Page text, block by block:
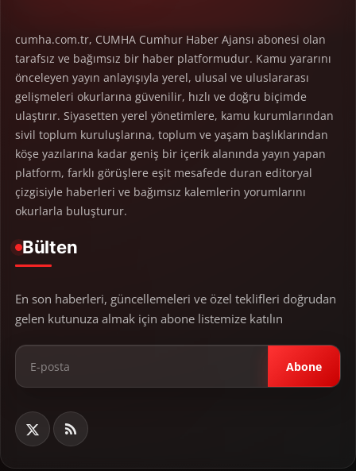
cumha.com.tr, CUMHA Cumhur Haber Ajansı abonesi olan
tarafsız ve bağımsız bir haber platformudur. Kamu yararını
önceleyen yayın anlayışıyla yerel, ulusal ve uluslararası
gelişmeleri okurlarına güvenilir, hızlı ve doğru biçimde
ulaştırır. Siyasetten yerel yönetimlere, kamu kurumlarından
sivil toplum kuruluşlarına, toplum ve yaşam başlıklarından
köşe yazılarına kadar geniş bir içerik alanında yayın yapan
platform, farklı görüşlere eşit mesafede duran editoryal
çizgisiyle haberleri ve bağımsız kalemlerin yorumlarını
okurlarla buluşturur.
Bülten
En son haberleri, güncellemeleri ve özel teklifleri doğrudan
gelen kutunuza almak için abone listemize katılın
Abone